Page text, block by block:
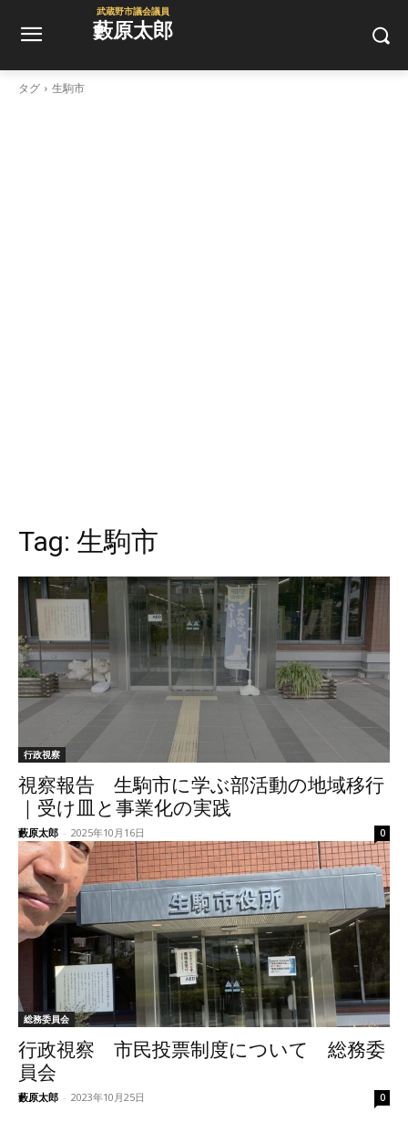
武蔵野市議会議員
藪原太郎
タグ 生駒市
Tag: 生駒市
行政視察
視察報告 生駒市に学ぶ部活動の地域移行
｜受け皿と事業化の実践
藪原太郎 - 2025年10月16日 0
総務委員会
行政視察 市民投票制度について 総務委
員会
藪原太郎 - 2023年10月25日 0